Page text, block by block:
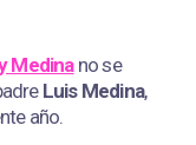
Medinano se
Luis Medina,
año.